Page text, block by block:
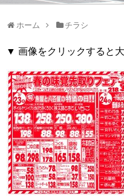
ホーム チラシ
▼ 画像をクリックすると